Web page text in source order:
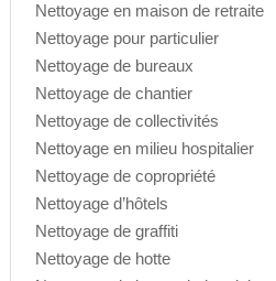
Nettoyage en maison de retraite
Nettoyage pour particulier
Nettoyage de bureaux
Nettoyage de chantier
Nettoyage de collectivités
Nettoyage en milieu hospitalier
Nettoyage de copropriété
Nettoyage d’hôtels
Nettoyage de graffiti
Nettoyage de hotte